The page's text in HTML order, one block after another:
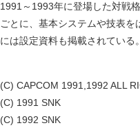
1991～1993年に登場した対戦
ごとに、基本システムや技表
には設定資料も掲載されている
(C) CAPCOM 1991,1992 ALL
(C) 1991 SNK
(C) 1992 SNK